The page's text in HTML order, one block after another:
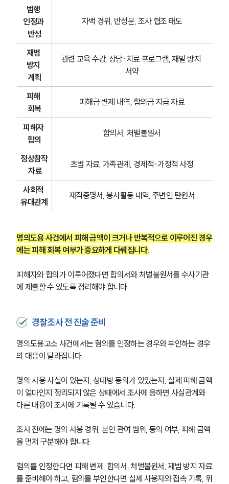
범행
인정과
반성
자백 경위, 반성문, 조사 협조 태도
재범
방지
계획
관련 교육 수강, 상담·치료 프로그램, 재발 방지
서약
피해
회복
피해금 변제 내역, 합의금 지급 자료
피해자
합의
합의서, 처벌불원서
정상참작
자료
초범 자료, 가족관계, 경제적·가정적 사정
사회적
유대관계
재직증명서, 봉사활동 내역, 주변인 탄원서
명의도용 사건에서 피해 금액이 크거나 반복적으로 이루어진 경우
에는 피해 회복 여부가 중요하게 다뤄집니다.
피해자와 합의가 이루어졌다면 합의서와 처벌불원서를 수사기관
에 제출할 수 있도록 정리해야 합니다.
경찰조사 전 진술 준비
명의도용고소 사건에서는 혐의를 인정하는 경우와 부인하는 경우
의 대응이 달라집니다.
명의 사용 사실이 있는지, 상대방 동의가 있었는지, 실제 피해 금액
이 얼마인지 정리되지 않은 상태에서 조사에 응하면 사실관계와
다른 내용이 조서에 기록될 수 있습니다.
조사 전에는 명의 사용 경위, 본인 관여 범위, 동의 여부, 피해 금액
을 먼저 구분해야 합니다.
혐의를 인정한다면 피해 변제, 합의서, 처벌불원서, 재범 방지 자료
를 준비해야 하고, 혐의를 부인한다면 실제 사용자와 접속 기록, 위